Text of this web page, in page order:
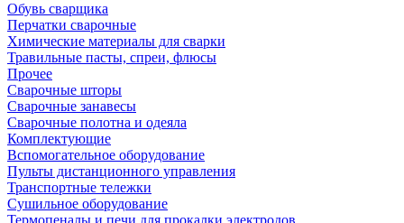
Обувь сварщика
Перчатки сварочные
Химические материалы для сварки
Травильные пасты, спреи, флюсы
Прочее
Сварочные шторы
Сварочные занавесы
Сварочные полотна и одеяла
Комплектующие
Вспомогательное оборудование
Пульты дистанционного управления
Транспортные тележки
Сушильное оборудование
Термопеналы и печи для прокалки электродов